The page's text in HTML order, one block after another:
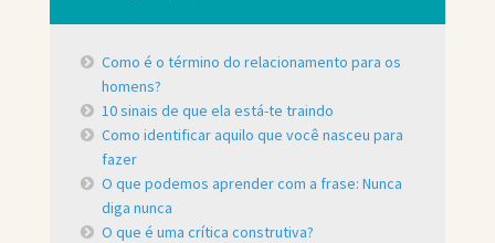
Como é o término do relacionamento para os
homens?
10 sinais de que ela está-te traindo
Como identificar aquilo que você nasceu para
fazer
O que podemos aprender com a frase: Nunca
diga nunca
O que é uma crítica construtiva?